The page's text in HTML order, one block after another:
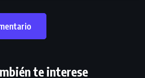
te interese